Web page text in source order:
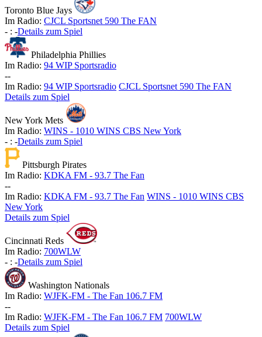
Toronto Blue Jays
Im Radio: CJCL Sportsnet 590 The FAN
- : -Details zum Spiel
Philadelphia Phillies
Im Radio: 94 WIP Sportsradio
--
Im Radio: 94 WIP Sportsradio CJCL Sportsnet 590 The FAN
Details zum Spiel
New York Mets
Im Radio: WINS - 1010 WINS CBS New York
- : -Details zum Spiel
Pittsburgh Pirates
Im Radio: KDKA FM - 93.7 The Fan
--
Im Radio: KDKA FM - 93.7 The Fan WINS - 1010 WINS CBS
New York
Details zum Spiel
Cincinnati Reds
Im Radio: 700WLW
- : -Details zum Spiel
Washington Nationals
Im Radio: WJFK-FM - The Fan 106.7 FM
--
Im Radio: WJFK-FM - The Fan 106.7 FM 700WLW
Details zum Spiel